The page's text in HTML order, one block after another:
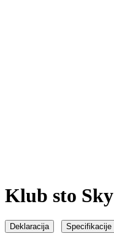
Klub sto Sky
Deklaracija Specifikacije